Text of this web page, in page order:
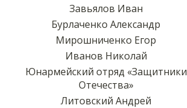
Завьялов Иван
Бурлаченко Александр
Мирошниченко Егор
Иванов Николай
Юнармейский отряд «Защитники
Отечества»
Литовский Андрей